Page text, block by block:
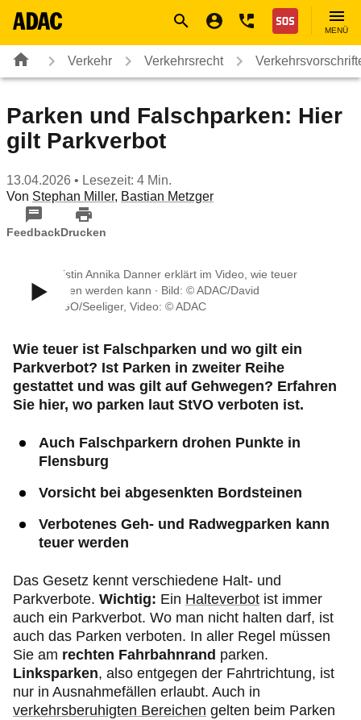
Nothilfe
MENÜ
Verkehr Verkehrsrecht
Parken und Falschparken: Hier
gilt Parkverbot
13.04.2026 • Lesezeit: 4 Min.
Von Stephan Miller, Bastian Metzger
FeedbackDrucken
ADAC Juristin Annika Danner erklärt im Video, wie teuer
Falschparken werden kann ∙ Bild: © ADAC/David
Klein/IMAGO/Seeliger, Video: © ADAC
Wie teuer ist Falschparken und wo gilt ein
Parkverbot? Ist Parken in zweiter Reihe
gestattet und was gilt auf Gehwegen? Erfahren
Sie hier, wo parken laut StVO verboten ist.
Auch Falschparkern drohen Punkte in
Flensburg
Vorsicht bei abgesenkten Bordsteinen
Verbotenes Geh- und Radwegparken kann
teuer werden
Das Gesetz kennt verschiedene Halt- und
Parkverbote. Wichtig: Ein Halteverbot ist immer
auch ein Parkverbot. Wo man nicht halten darf, ist
auch das Parken verboten. In aller Regel müssen
Sie am rechten Fahrbahnrand parken.
Linksparken, also entgegen der Fahrtrichtung, ist
nur in Ausnahmefällen erlaubt. Auch in
verkehrsberuhigten Bereichen gelten beim Parken